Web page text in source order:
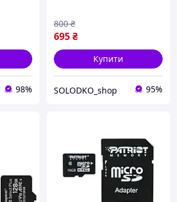
98%
695₴
800 ₴
Купити
SOLODKO_shop 95%